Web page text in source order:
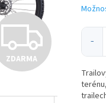
Z
D
ZDARMA
−